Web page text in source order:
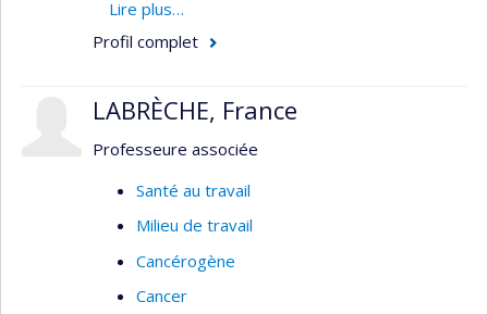
alimentaires, le vieillissement et la santé mentale.
Développement et application d’outils de
caractériser les facteurs et processus
environnement et santé.
Diverses recherches en cours portant sur la
dimension spatiale de nos interactions avec
patrons de mobilité et exposition à divers
facteurs de risques environnementaux ;
Lire plus…
Profil complet
LABRÈCHE, France
Professeure associée
Santé au travail
Milieu de travail
Cancérogène
Cancer